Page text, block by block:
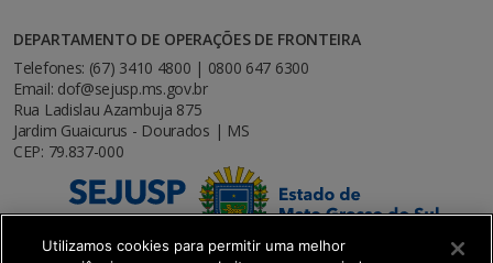
DEPARTAMENTO DE OPERAÇÕES DE FRONTEIRA
Telefones: (67) 3410 4800 | 0800 647 6300
Email: dof@sejusp.ms.gov.br
Rua Ladislau Azambuja 875
Jardim Guaicurus - Dourados | MS
CEP: 79.837-000
Utilizamos cookies para permitir uma melhor